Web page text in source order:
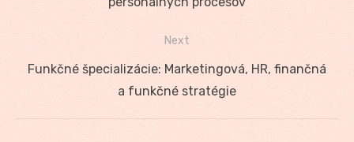
Next
Next
Funkčné špecializácie: Marketingová, HR, finančná
a funkčné stratégie